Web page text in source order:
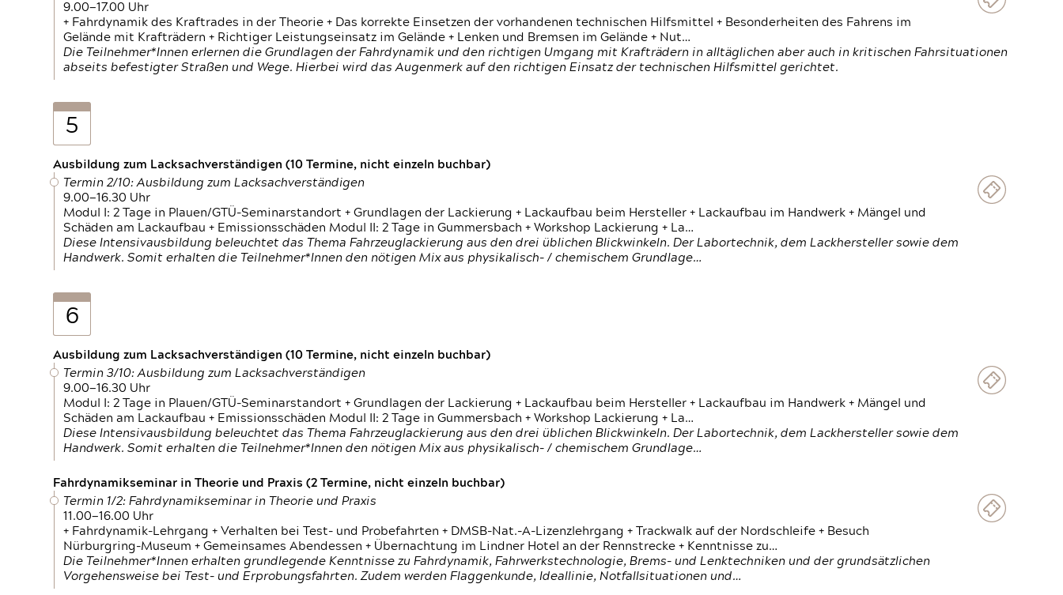
9.00—17.00 Uhr
+ Fahrdynamik des Kraftrades in der Theorie + Das korrekte Einsetzen der vorhandenen technischen Hilfsmittel + Besonderheiten des Fahrens im
Gelände mit Krafträdern + Richtiger Leistungseinsatz im Gelände + Lenken und Bremsen im Gelände + Nut…
Die Teilnehmer*Innen erlernen die Grundlagen der Fahrdynamik und den richtigen Umgang mit Krafträdern in alltäglichen aber auch in kritischen Fahrsituationen
abseits befestigter Straßen und Wege. Hierbei wird das Augenmerk auf den richtigen Einsatz der technischen Hilfsmittel gerichtet.
5
Ausbildung zum Lacksachverständigen (10 Termine, nicht einzeln buchbar)
Termin 2/10: Ausbildung zum Lacksachverständigen
9.00—16.30 Uhr
Modul I: 2 Tage in Plauen/GTÜ-Seminarstandort + Grundlagen der Lackierung + Lackaufbau beim Hersteller + Lackaufbau im Handwerk + Mängel und
Schäden am Lackaufbau + Emissionsschäden Modul II: 2 Tage in Gummersbach + Workshop Lackierung + La…
Diese Intensivausbildung beleuchtet das Thema Fahrzeuglackierung aus den drei üblichen Blickwinkeln. Der Labortechnik, dem Lackhersteller sowie dem
Handwerk. Somit erhalten die Teilnehmer*Innen den nötigen Mix aus physikalisch- / chemischem Grundlage…
6
Ausbildung zum Lacksachverständigen (10 Termine, nicht einzeln buchbar)
Termin 3/10: Ausbildung zum Lacksachverständigen
9.00—16.30 Uhr
Modul I: 2 Tage in Plauen/GTÜ-Seminarstandort + Grundlagen der Lackierung + Lackaufbau beim Hersteller + Lackaufbau im Handwerk + Mängel und
Schäden am Lackaufbau + Emissionsschäden Modul II: 2 Tage in Gummersbach + Workshop Lackierung + La…
Diese Intensivausbildung beleuchtet das Thema Fahrzeuglackierung aus den drei üblichen Blickwinkeln. Der Labortechnik, dem Lackhersteller sowie dem
Handwerk. Somit erhalten die Teilnehmer*Innen den nötigen Mix aus physikalisch- / chemischem Grundlage…
Fahrdynamikseminar in Theorie und Praxis (2 Termine, nicht einzeln buchbar)
Termin 1/2: Fahrdynamikseminar in Theorie und Praxis
11.00—16.00 Uhr
+ Fahrdynamik-Lehrgang + Verhalten bei Test- und Probefahrten + DMSB-Nat.-A-Lizenzlehrgang + Trackwalk auf der Nordschleife + Besuch
Nürburgring-Museum + Gemeinsames Abendessen + Übernachtung im Lindner Hotel an der Rennstrecke + Kenntnisse zu…
Die Teilnehmer*Innen erhalten grundlegende Kenntnisse zu Fahrdynamik, Fahrwerkstechnologie, Brems- und Lenktechniken und der grundsätzlichen
Vorgehensweise bei Test- und Erprobungsfahrten. Zudem werden Flaggenkunde, Ideallinie, Notfallsituationen und…